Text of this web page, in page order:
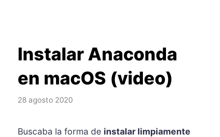
Instalar Anaconda
en macOS (video)
28 agosto 2020
Buscaba la forma de instalar limpiamente